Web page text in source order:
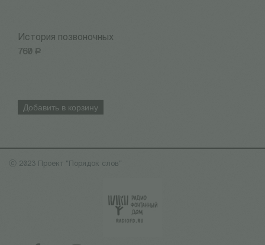
История позвоночных
760 Р
Добавить в корзину
ⓒ 2023 Проект "Порядок слов"